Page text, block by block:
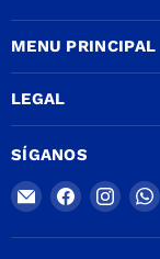
MENU PRINCIPAL
LEGAL
SÍGANOS
Encuéntrenos
CorreoFacebook